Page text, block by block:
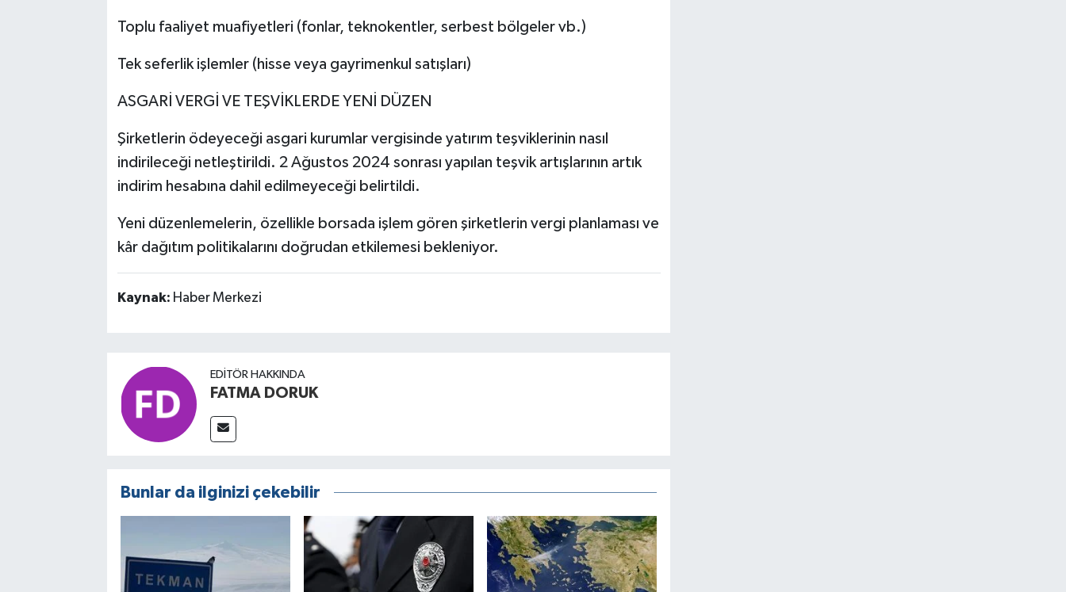
Toplu faaliyet muafiyetleri (fonlar, teknokentler, serbest bölgeler vb.)
Tek seferlik işlemler (hisse veya gayrimenkul satışları)
ASGARİ VERGİ VE TEŞVİKLERDE YENİ DÜZEN
Şirketlerin ödeyeceği asgari kurumlar vergisinde yatırım teşviklerinin nasıl
indirileceği netleştirildi. 2 Ağustos 2024 sonrası yapılan teşvik artışlarının artık
indirim hesabına dahil edilmeyeceği belirtildi.
Yeni düzenlemelerin, özellikle borsada işlem gören şirketlerin vergi planlaması ve
kâr dağıtım politikalarını doğrudan etkilemesi bekleniyor.
Kaynak: Haber Merkezi
EDITÖR HAKKINDA
FATMA DORUK
Bunlar da ilginizi çekebilir